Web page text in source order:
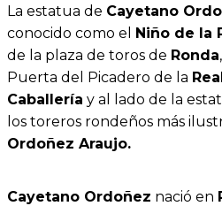
La estatua de Cayetano
conocido como el Niño de la
de la plaza de toros de Ronda
Puerta del Picadero de la
Caballería y al lado de la
los toreros rondeños más
Ordoñez Araujo.
Cayetano Ordoñez nació en